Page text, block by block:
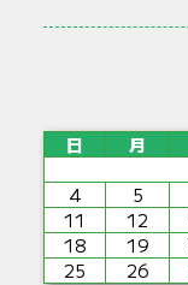
日 月
4
5
11
12
18
19
25
26